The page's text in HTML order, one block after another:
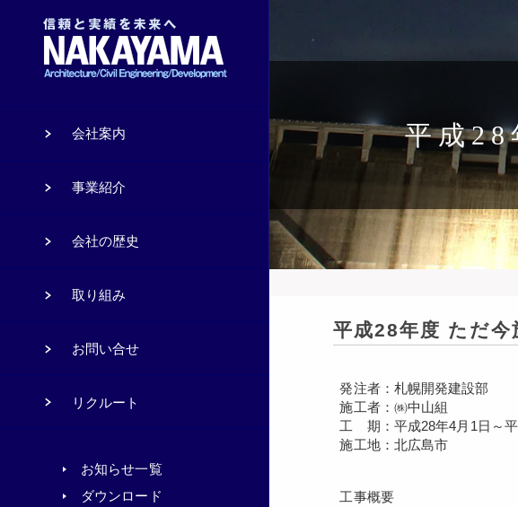
平成28
平成28年度 ただ今
発注者：札幌開発建設部
施工者：㈱中山組
工 期：平成28年4月1日～平
施工地：北広島市
工事概要
会社案内
事業紹介
会社の歴史
取り組み
お問い合せ
リクルート
お知らせ一覧
ダウンロード